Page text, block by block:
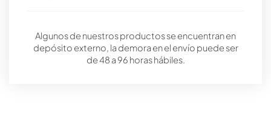
Algunos de nuestros productos se encuentran en
depósito externo, la demora en el envío puede ser
de 48 a 96 horas hábiles.